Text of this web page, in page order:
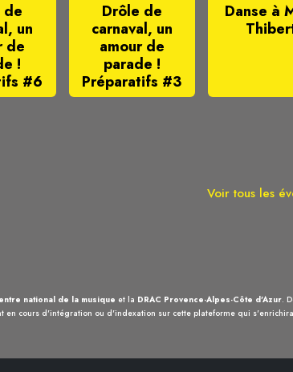
de
un
de
!
#6
Drôle de
carnaval, un
amour de
parade !
Préparatifs #3
Danse à
Voir tous les
national de la musique et la DRAC Provence-Alpes-Côte d'Azur.
en cours d'intégration ou d'indexation sur cette plateforme qui